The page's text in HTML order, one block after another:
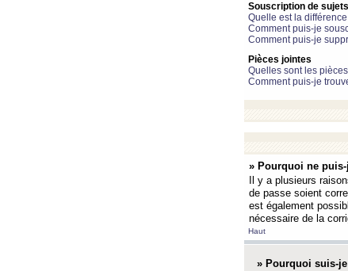
Souscription de
Quelle est la
Comment puis-je
Comment puis-je
Pièces jointes
Quelles sont les
Comment puis-je
» Pourquoi ne
Il y a plusieurs
de passe soient
est également
nécessaire de la
Haut
» Pourquoi suis-